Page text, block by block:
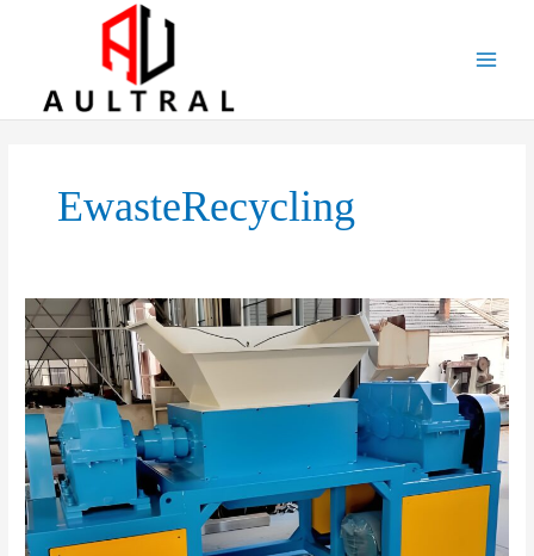
EwasteRecycling
The
Role
of
Twin-
Shaft
Shredders
in
Metal
Recycling:
Applications